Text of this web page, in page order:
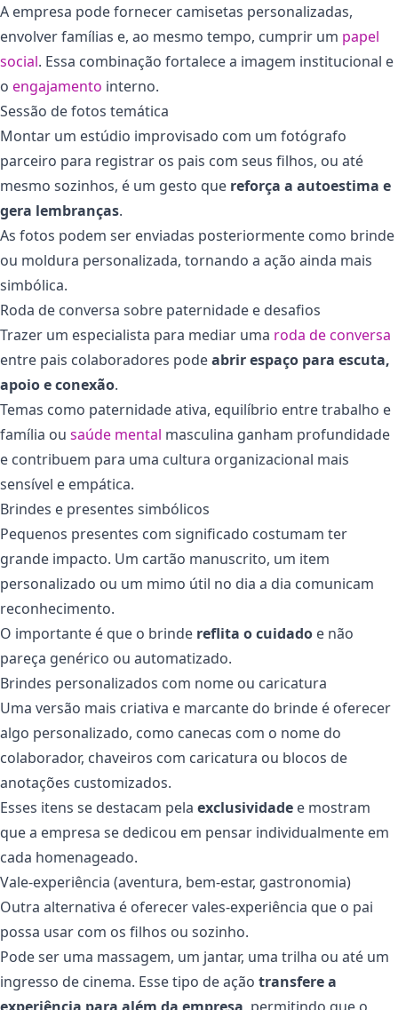
A empresa pode fornecer camisetas personalizadas,
envolver famílias e, ao mesmo tempo, cumprir um papel
social. Essa combinação fortalece a imagem institucional e
o engajamento interno.
Sessão de fotos temática
Montar um estúdio improvisado com um fotógrafo
parceiro para registrar os pais com seus filhos, ou até
mesmo sozinhos, é um gesto que reforça a autoestima e
gera lembranças.
As fotos podem ser enviadas posteriormente como brinde
ou moldura personalizada, tornando a ação ainda mais
simbólica.
Roda de conversa sobre paternidade e desafios
Trazer um especialista para mediar uma roda de conversa
entre pais colaboradores podeabrir espaço para escuta,
apoio e conexão.
Temas como paternidade ativa, equilíbrio entre trabalho e
família ou saúde mental masculina ganham profundidade
e contribuem para uma cultura organizacional mais
sensível e empática.
Brindes e presentes simbólicos
Pequenos presentes com significado costumam ter
grande impacto. Um cartão manuscrito, um item
personalizado ou um mimo útil no dia a dia comunicam
reconhecimento.
O importante é que o brinde reflita o cuidado e não
pareça genérico ou automatizado.
Brindes personalizados com nome ou caricatura
Uma versão mais criativa e marcante do brinde é oferecer
algo personalizado, como canecas com o nome do
colaborador, chaveiros com caricatura ou blocos de
anotações customizados.
Esses itens se destacam pela exclusividade e mostram
que a empresa se dedicou em pensar individualmente em
cada homenageado.
Vale-experiência (aventura, bem-estar, gastronomia)
Outra alternativa é oferecer vales-experiência que o pai
possa usar com os filhos ou sozinho.
Pode ser uma massagem, um jantar, uma trilha ou até um
ingresso de cinema. Esse tipo de ação transfere a